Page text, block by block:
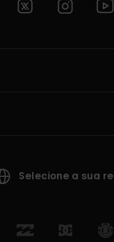
Selecione a sua